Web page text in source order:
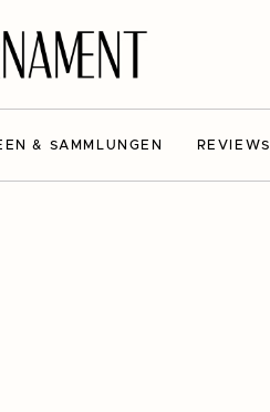
& SAMMLUNGEN REVIEWS